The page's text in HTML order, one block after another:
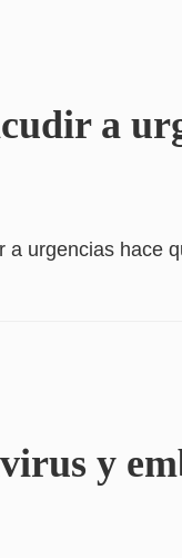
a
urgencias hace
y